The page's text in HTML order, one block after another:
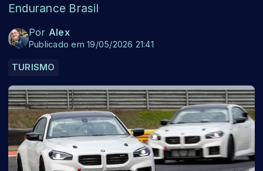
Endurance Brasil
Por Alex
Publicado em 19/05/2026 21:41
TURISMO